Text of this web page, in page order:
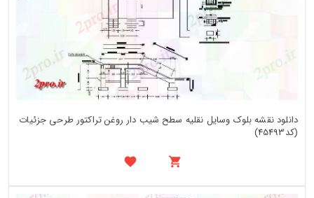
دانلود نقشه بلوک وسایل نقلیه سطح شیب دار روغن تراکتور طرحی جزئیات
(کد45493)